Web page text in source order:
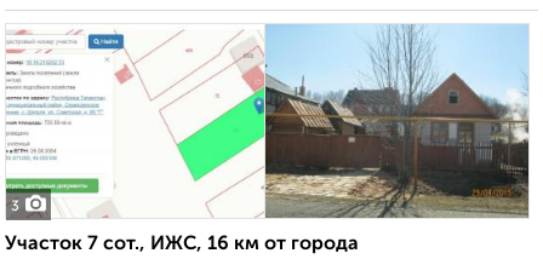
3
Участок 7 сот., ИЖС, 16 км от города